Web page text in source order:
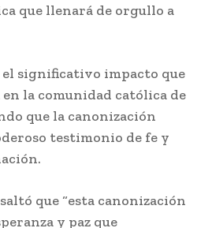
que llenará de orgullo a
el significativo impacto que
la comunidad católica de
que la canonización
testimonio de fe y
que “esta canonización
y paz que